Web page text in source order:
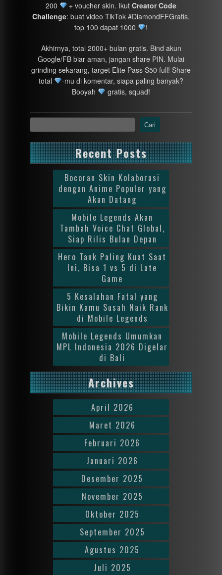
200
+ voucher skin. IkutCreator Code
Challenge: buat video TikTok #DiamondFFGratis,
top 100 dapat 1000
!
Akhirnya, total 2000+ bulan gratis. Bind akun
Google/FB biar aman, jangan share PIN. Mulai
grinding sekarang, target Elite Pass S50 full! Share
total
-mu di komentar, siapa paling banyak?
Booyah
gratis, squad!
Cari
Recent Posts
Bocoran Skin Kolaborasi
dengan Anime Populer yang
Akan Datang
Mobile Legends Akan
Tambah Voice Chat Global,
Siap Rilis Bulan Depan
Hero Tank Paling Kuat Saat
Ini, Bisa 1 vs 5 di Late
Game
5 Kesalahan Fatal yang
Bikin Kamu Susah Naik Rank
di Mobile Legends
Mobile Legends Umumkan
MPL Indonesia 2026 Digelar
di Bali
Archives
April 2026
Maret 2026
Februari 2026
Januari 2026
Desember 2025
November 2025
Oktober 2025
September 2025
Agustus 2025
Juli 2025